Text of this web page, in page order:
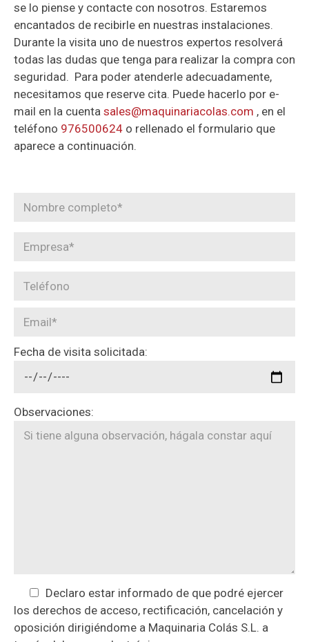
se lo piense y contacte con nosotros. Estaremos
encantados de recibirle en nuestras instalaciones.
Durante la visita uno de nuestros expertos resolverá
todas las dudas que tenga para realizar la compra con
seguridad. Para poder atenderle adecuadamente,
necesitamos que reserve cita. Puede hacerlo por e-
mail en la cuenta sales@maquinariacolas.com , en el
teléfono 976500624 o rellenado el formulario que
aparece a continuación.
Fecha de visita solicitada:
Observaciones:
Declaro estar informado de que podré ejercer
los derechos de acceso, rectificación, cancelación y
oposición dirigiéndome a Maquinaria Colás S.L. a